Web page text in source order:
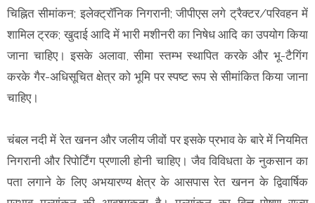
चिह्नित सीमांकन; इलेक्ट्रॉनिक निगरानी; जीपीएस लगे ट्रैक्टर/परिवहन में
शामिल ट्रक; खुदाई आदि में भारी मशीनरी का निषेध आदि का उपयोग किया
जाना चाहिए। इसके अलावा, सीमा स्तम्भ स्थापित करके और भू-टैगिंग
करके गैर-अधिसूचित क्षेत्र को भूमि पर स्पष्ट रूप से सीमांकित किया जाना
चाहिए।
चंबल नदी में रेत खनन और जलीय जीवों पर इसके प्रभाव के बारे में नियमित
निगरानी और रिपोर्टिंग प्रणाली होनी चाहिए। जैव विविधता के नुकसान का
पता लगाने के लिए अभयारण्य क्षेत्र के आसपास रेत खनन के द्विवार्षिक